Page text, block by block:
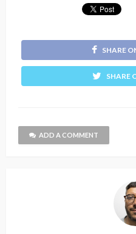
SHARE
SHARE
ADD A COMMENT